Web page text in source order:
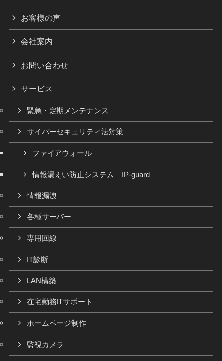
お客様の声
会社案内
お問い合わせ
サービス
緊急・定期メンテナンス
サイバーセキュリティ法対策
ファイアウォール
情報漏えい防止システム – IP-guard –
情報漏洩
各種サーバー
専用回線
IT診断
LAN構築
在宅勤務ITサポート
ホームページ制作
監視カメラ